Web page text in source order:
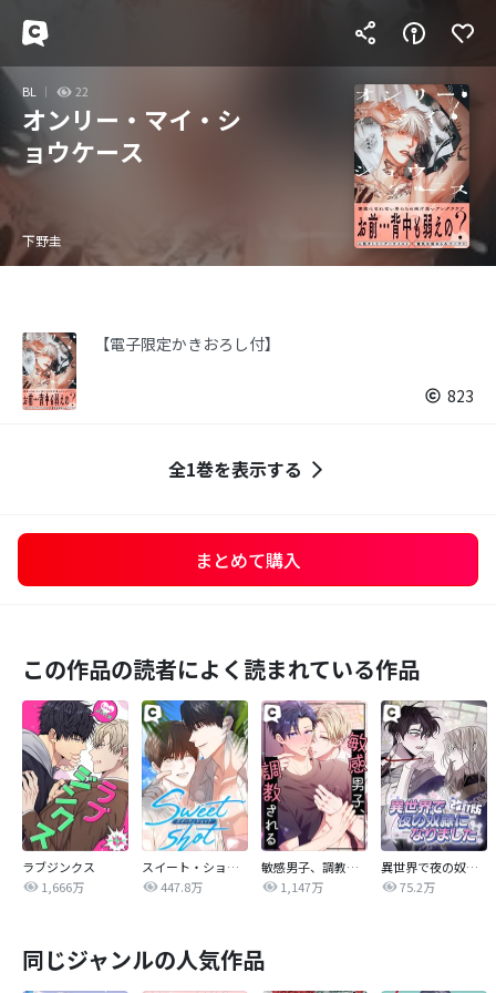
BL 22
オンリー・マイ・シ
ョウケース
下野圭
【電子限定かきおろし付】
823
全1巻を表示する
まとめて購入
この作品の読者によく読まれている作品
ラブジンクス
1,666万
スイート・ショット
447.8万
敏感男子、調教される
1,147万
異世界で夜の奴隷になりました【改訂版】
75.2万
同じジャンルの人気作品